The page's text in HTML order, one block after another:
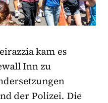
kam es
Inn zu
der Polizei. Die